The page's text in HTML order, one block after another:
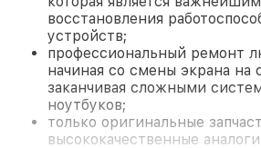
восстановления
устройств;
профессиональный ремонт
начиная со смены экрана на
заканчивая сложными
ноутбуков;
только оригинальные
высококачественные